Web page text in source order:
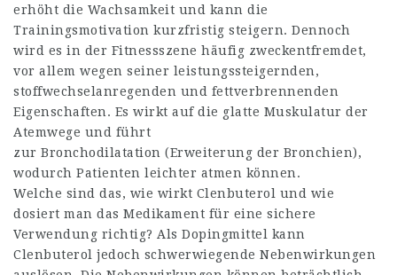
erhöht die Wachsamkeit und kann die
Trainingsmotivation kurzfristig steigern. Dennoch
wird es in der Fitnessszene häufig zweckentfremdet,
vor allem wegen seiner leistungssteigernden,
stoffwechselanregenden und fettverbrennenden
Eigenschaften. Es wirkt auf die glatte Muskulatur der
Atemwege und führt
zur Bronchodilatation (Erweiterung der Bronchien),
wodurch Patienten leichter atmen können.
Welche sind das, wie wirkt Clenbuterol und wie
dosiert man das Medikament für eine sichere
Verwendung richtig? Als Dopingmittel kann
Clenbuterol jedoch schwerwiegende Nebenwirkungen